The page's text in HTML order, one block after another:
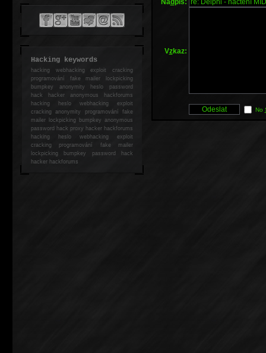
Vzkaz:
No
Hacking keywords
hackingwebhacking exploit cracking
programování fake mailer lockpicking
bumpkey anonymity heslo password
hackhacker anonymous hackforums
hackingheslo webhacking exploit
cracking anonymity programování fake
mailer lockpicking bumpkey anonymous
password hack proxy hacker hackforums
hacking heslo webhacking exploit
cracking programování fake mailer
lockpicking bumpkey password hack
hackerhackforums